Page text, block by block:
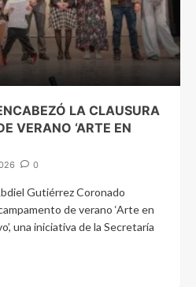
LA CLAUSURA
VERANO ‘ARTE EN
0
Gutiérrez Coronado
de verano ‘Arte en
una iniciativa de la Secretaría